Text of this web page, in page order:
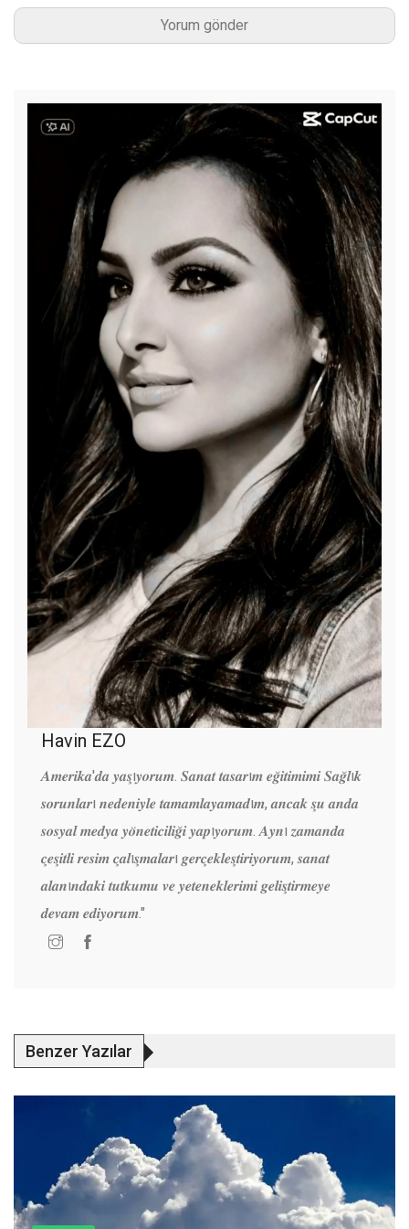
Havin EZO
𝑨𝒎𝒆𝒓𝒊𝒌𝒂'𝒅𝒂 𝒚𝒂𝒔̧ı𝒚𝒐𝒓𝒖𝒎. 𝑺𝒂𝒏𝒂𝒕 𝒕𝒂𝒔𝒂𝒓ı𝒎 𝒆𝒈̆𝒊𝒕𝒊𝒎𝒊𝒎𝒊 𝑺𝒂𝒈̆𝒍ı𝒌
𝒔𝒐𝒓𝒖𝒏𝒍𝒂𝒓ı 𝒏𝒆𝒅𝒆𝒏𝒊𝒚𝒍𝒆 𝒕𝒂𝒎𝒂𝒎𝒍𝒂𝒚𝒂𝒎𝒂𝒅ı𝒎, 𝒂𝒏𝒄𝒂𝒌 𝒔̧𝒖 𝒂𝒏𝒅𝒂
𝒔𝒐𝒔𝒚𝒂𝒍 𝒎𝒆𝒅𝒚𝒂 𝒚𝒐̈𝒏𝒆𝒕𝒊𝒄𝒊𝒍𝒊𝒈̆𝒊 𝒚𝒂𝒑ı𝒚𝒐𝒓𝒖𝒎. 𝑨𝒚𝒏ı 𝒛𝒂𝒎𝒂𝒏𝒅𝒂
𝒄̧𝒆𝒔̧𝒊𝒕𝒍𝒊 𝒓𝒆𝒔𝒊𝒎 𝒄̧𝒂𝒍ı𝒔̧𝒎𝒂𝒍𝒂𝒓ı 𝒈𝒆𝒓𝒄̧𝒆𝒌𝒍𝒆𝒔̧𝒕𝒊𝒓𝒊𝒚𝒐𝒓𝒖𝒎, 𝒔𝒂𝒏𝒂𝒕
𝒂𝒍𝒂𝒏ı𝒏𝒅𝒂𝒌𝒊 𝒕𝒖𝒕𝒌𝒖𝒎𝒖 𝒗𝒆 𝒚𝒆𝒕𝒆𝒏𝒆𝒌𝒍𝒆𝒓𝒊𝒎𝒊 𝒈𝒆𝒍𝒊𝒔̧𝒕𝒊𝒓𝒎𝒆𝒚𝒆
𝒅𝒆𝒗𝒂𝒎 𝒆𝒅𝒊𝒚𝒐𝒓𝒖𝒎."
Benzer Yazılar